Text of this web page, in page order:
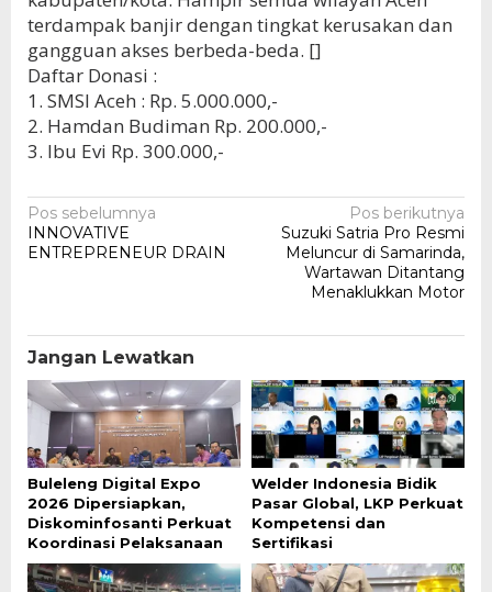
terdampak banjir dengan tingkat kerusakan dan
gangguan akses berbeda-beda. []
Daftar Donasi :
1. SMSI Aceh : Rp. 5.000.000,-
2. Hamdan Budiman Rp. 200.000,-
3. Ibu Evi Rp. 300.000,-
Navigasi
pos
Pos sebelumnya
INNOVATIVE
ENTREPRENEUR DRAIN
Pos berikutnya
Suzuki Satria Pro Resmi
Meluncur di Samarinda,
Wartawan Ditantang
Menaklukkan Motor
Jangan Lewatkan
Buleleng Digital Expo
2026 Dipersiapkan,
Diskominfosanti Perkuat
Koordinasi Pelaksanaan
Welder Indonesia Bidik
Pasar Global, LKP Perkuat
Kompetensi dan
Sertifikasi